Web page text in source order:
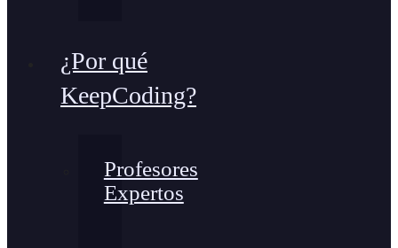
¿Por qué
KeepCoding?
Profesores
Expertos